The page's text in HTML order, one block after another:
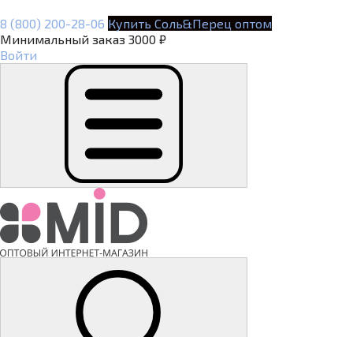
8 (800) 200-28-06 Купить Соль&Перец оптом
Минимальный заказ 3000 ₽
Войти